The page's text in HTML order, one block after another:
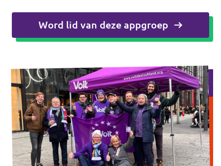
Doneer
Voor leden
Vacatures
Word lid van deze appgroep